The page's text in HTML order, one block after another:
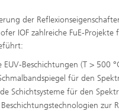
der
IOF zahlreiche FuE-
EUV-Beschichtungen (T > 500
für den
Schichtsysteme für den
zur